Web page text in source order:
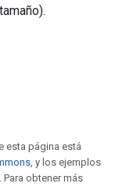
esta página está
, y los ejemplos
. Para obtener más